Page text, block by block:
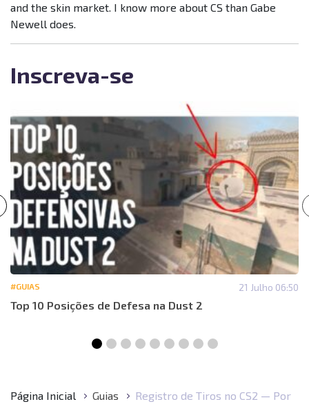
and the skin market. I know more about CS than Gabe
Newell does.
Inscreva-se
#GUIAS 21 Julho 06:50
Top 10 Posições de Defesa na Dust 2
Página Inicial Guias Registro de Tiros no CS2 — Por